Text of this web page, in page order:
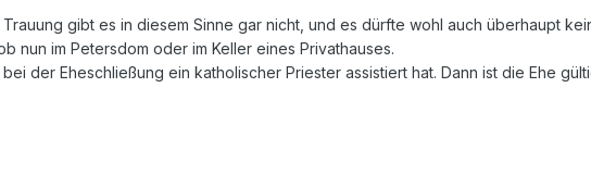
gibt es in diesem Sinne gar nicht, und es dürfte wohl auch überhaupt
nun im Petersdom oder im Keller eines Privathauses.
der Eheschließung ein katholischer Priester assistiert hat. Dann ist die Ehe